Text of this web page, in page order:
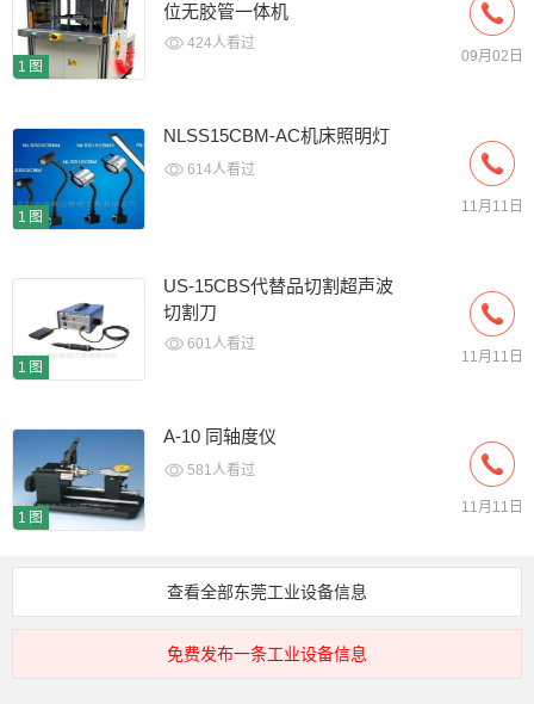
1图
位无胶管一体机
424人看过
09月02日
1图
NLSS15CBM-AC机床照明灯
614人看过
11月11日
1图
US-15CBS代替品切割超声波
切割刀
601人看过
11月11日
1图
A-10 同轴度仪
581人看过
11月11日
查看全部东莞工业设备信息
免费发布一条工业设备信息